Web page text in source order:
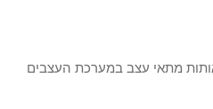
מתאי עצב במערכת העצבים